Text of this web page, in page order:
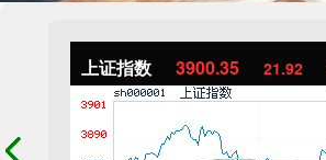
上证指数 3900.35 21.92